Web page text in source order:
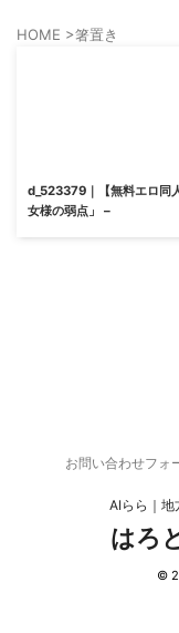
HOME >箸置き
d_523379｜【無料エロ同
女様の弱点」 –
お問い合わせフォ
AIらら｜地
はろ
©